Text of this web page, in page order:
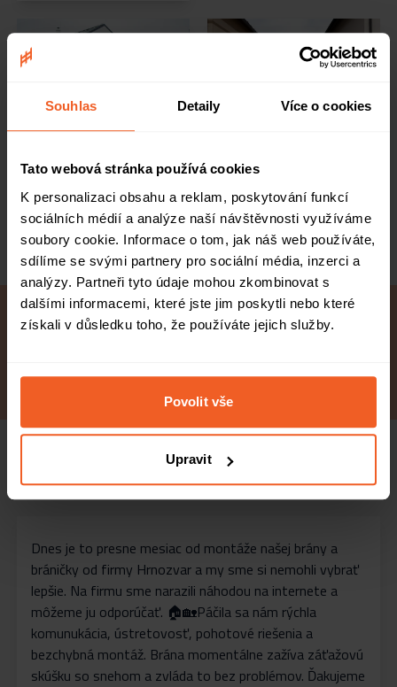
Souhlas Detaily Více o cookies
Tato webová stránka používá cookies
K personalizaci obsahu a reklam, poskytování funkcí
sociálních médií a analýze naší návštěvnosti využíváme
soubory cookie. Informace o tom, jak náš web používáte,
sdílíme se svými partnery pro sociální média, inzerci a
analýzy. Partneři tyto údaje mohou zkombinovat s
dalšími informacemi, které jste jim poskytli nebo které
získali v důsledku toho, že používáte jejich služby.
Povolit vše
Upravit
Samonosná brána s
brankou a ploty v barve RAL
7016
Ivanka pri Dunaji
Dvojkřídlová brána s
brankou a ploty v barvě RAL
8017
Dlhá nad Oravou
10 Letá záruka
Montáž po celé
České republice
Cenová nabídka
Recenze spokojených zákazníků
Dnes je to presne mesiac od montáže našej brány a
bráničky od firmy Hrnozvar a my sme si nemohli vybrať
lepšie. Na firmu sme narazili náhodou na internete a
môžeme ju odporúčať. 🏠🏡Páčila sa nám rýchla
komunukácia, ústretovosť, pohotové riešenia a
bezchybná montáž. Brána momentálne zažíva záťažovú
skúšku so snehom a zvláda to bez problémov. Ďakujeme